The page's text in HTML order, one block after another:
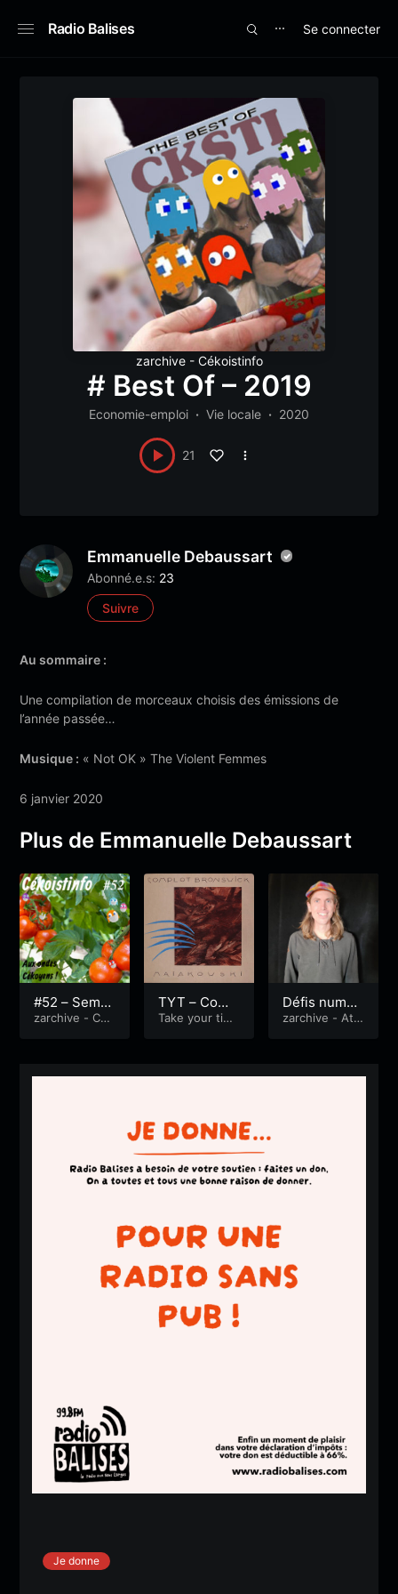
Radio Balises ⋯ Se connecter
zarchive - Cékoistinfo
# Best Of – 2019
Economie-emploi Vie locale 2020
21
Emmanuelle Debaussart
Abonné.e.s: 23
Suivre
Au sommaire :
Une compilation de morceaux choisis des émissions de
l’année passée…
Musique : « Not OK » The Violent Femmes
6 janvier 2020
Plus de Emmanuelle Debaussart
#52 – Semai
ne du 16 nov
zarchive - Cék
TYT – Comp
lot Bronswic
Take your tim
Défis numéri
ques
zarchive - Atm
Je donne